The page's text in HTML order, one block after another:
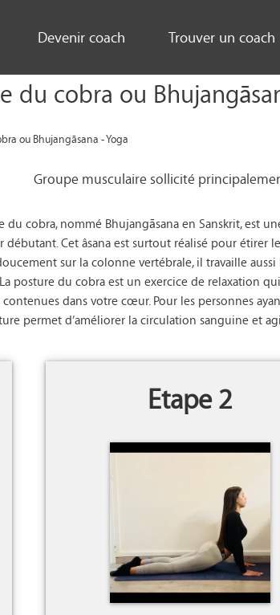
Devenir coach Trouver un coach
du cobra ou
ou Bhujangāsana - Yoga
Groupe musculaire sollicité
du cobra, nommé Bhujangāsana en Sanskrit, est
débutant. Cet âsana est surtout réalisé pour étirer
sur la colonne vertébrale, il travaille
posture du cobra est un exercice de relaxation
dans votre cœur. Pour les personnes
permet d’améliorer la circulation sanguine et
Etape 2